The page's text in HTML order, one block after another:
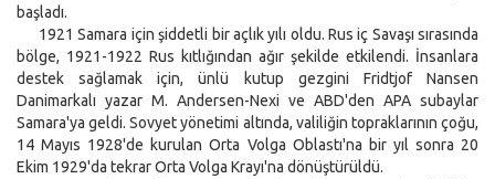
başladı.
1921 Samara için şiddetli bir açlık yılı oldu. Rus iç Savaşı sırasında
bölge, 1921-1922 Rus kıtlığından ağır şekilde etkilendi. İnsanlara
destek sağlamak için, ünlü kutup gezgini Fridtjof Nansen
Danimarkalı yazar M. Andersen-Nexi ve ABD'den APA subaylar
Samara'ya geldi. Sovyet yönetimi altında, valiliğin topraklarının çoğu,
14 Mayıs 1928'de kurulan Orta Volga Oblastı'na bir yıl sonra 20
Ekim 1929'da tekrar Orta Volga Krayı'na dönüştürüldü.